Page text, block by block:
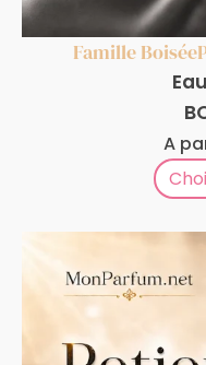
Famille Boisée
A